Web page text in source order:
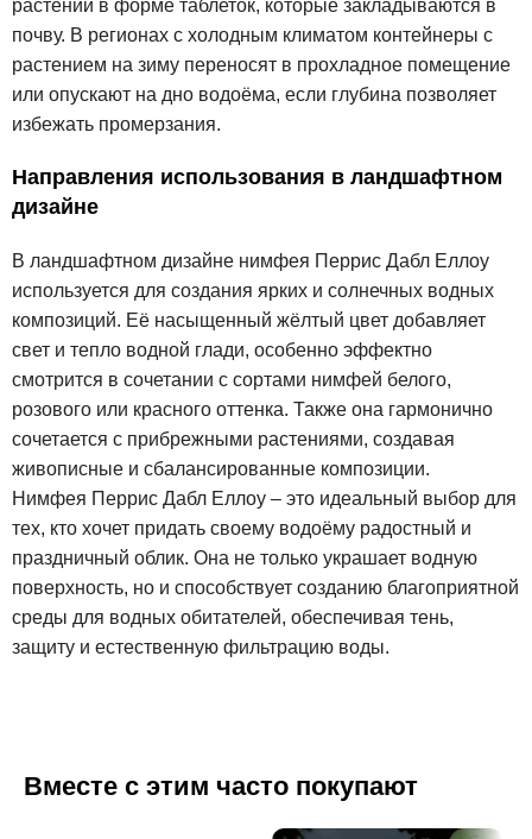
растений в форме таблеток, которые закладываются в
почву. В регионах с холодным климатом контейнеры с
растением на зиму переносят в прохладное помещение
или опускают на дно водоёма, если глубина позволяет
избежать промерзания.
Направления использования в ландшафтном
дизайне
В ландшафтном дизайне нимфея Перрис Дабл Еллоу
используется для создания ярких и солнечных водных
композиций. Её насыщенный жёлтый цвет добавляет
свет и тепло водной глади, особенно эффектно
смотрится в сочетании с сортами нимфей белого,
розового или красного оттенка. Также она гармонично
сочетается с прибрежными растениями, создавая
живописные и сбалансированные композиции.
Нимфея Перрис Дабл Еллоу – это идеальный выбор для
тех, кто хочет придать своему водоёму радостный и
праздничный облик. Она не только украшает водную
поверхность, но и способствует созданию благоприятной
среды для водных обитателей, обеспечивая тень,
защиту и естественную фильтрацию воды.
Вместе с этим часто покупают